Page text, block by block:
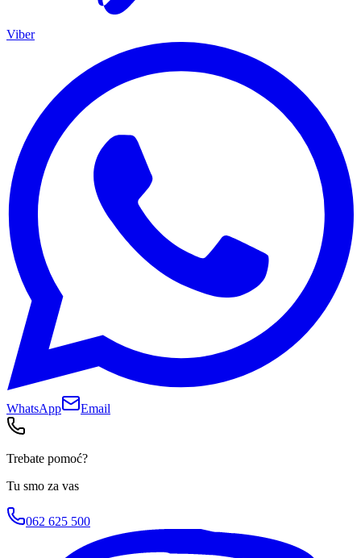
Viber
WhatsApp Email
Trebate pomoć?
Tu smo za vas
062 625 500